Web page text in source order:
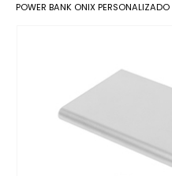
POWER BANK ONIX PERSONALIZADO